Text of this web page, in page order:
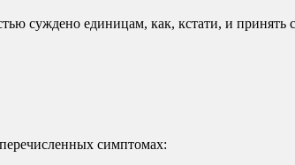
суждено единицам, как, кстати, и
перечисленных симптомах: